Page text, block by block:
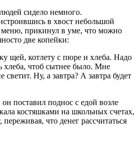
сидело немного.
в хвост небольшой
меню, прикинул в уме, что можно
две копейки:
щей, котлету с пюре и хлеба. Надо
хлеба, чтоб сытнее было. Мне
светит. Ну, а завтра? А завтра будет
поставил поднос с едой возле
костяшками на школьных счетах,
переживая, что денег рассчитаться